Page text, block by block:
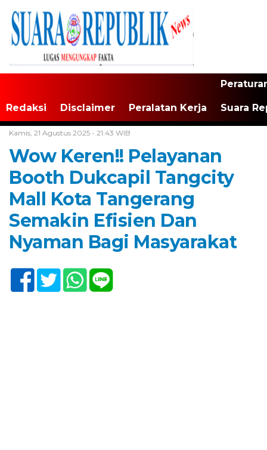
Redaksi Disclaimer Peralatan Kerja Suara
Kamis, 21 Agustus 2025 - 21:43 WIB
Wow Keren!! Pelayanan
Booth Dukcapil Tangcity
Mall Kota Tangerang
Semakin Efisien Dan
Nyaman Bagi Masyarakat